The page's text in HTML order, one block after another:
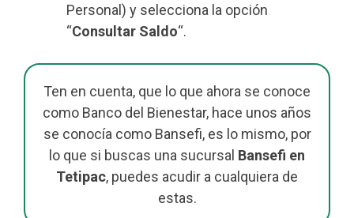
Personal) y selecciona la opción
“Consultar Saldo“.
Ten en cuenta, que lo que ahora se conoce
como Banco del Bienestar, hace unos años
se conocía como Bansefi, es lo mismo, por
lo que si buscas una sucursal Bansefi en
Tetipac, puedes acudir a cualquiera de
estas.